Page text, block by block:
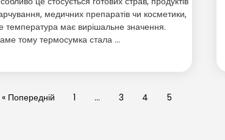
медичних препаратів чи косметики,
температура має вирішальне значення.
тому термосумка стала …
« Попередній 1 … 3 4 5